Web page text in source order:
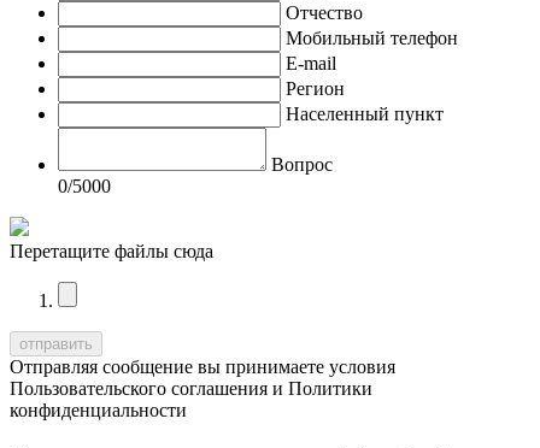
Отчество
Мобильный телефон
E-mail
Регион
Населенный пункт
Вопрос
0/5000
Перетащите файлы сюда
Отправляя сообщение вы принимаете условия
Пользовательского соглашения и Политики
конфиденциальности